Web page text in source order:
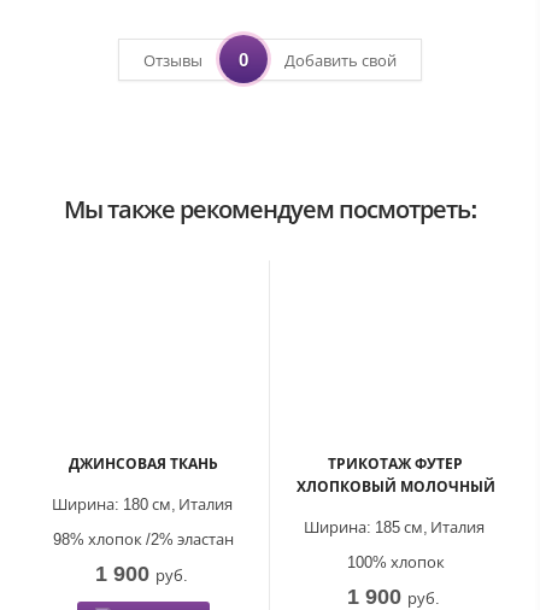
Отзывы 0 Добавить свой
Мы также рекомендуем посмотреть:
ДЖИНСОВАЯ ТКАНЬ
Италия
Ширина: 180 см,
98% хлопок /2% эластан
1 900 руб.
ТРИКОТАЖ ФУТЕР
ХЛОПКОВЫЙ МОЛОЧНЫЙ
Италия
Ширина: 185 см,
100% хлопок
1 900 руб.